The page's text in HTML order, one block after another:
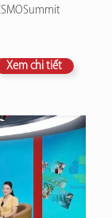
Xem chi tiết